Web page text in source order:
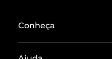
Conheça